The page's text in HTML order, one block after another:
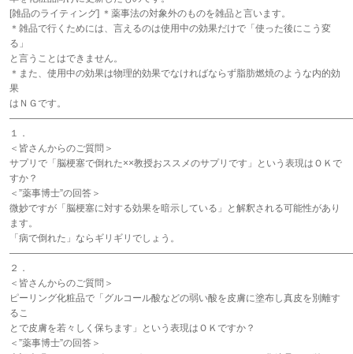
[雑品のライティング] ＊薬事法の対象外のものを雑品と言います。
＊雑品で行くためには、言えるのは使用中の効果だけで「使った後にこう変
る」
と言うことはできません。
＊また、使用中の効果は物理的効果でなければならず脂肪燃焼のような内的効
果
はＮＧです。
１．
＜皆さんからのご質問＞
サプリで「脳梗塞で倒れた××教授おススメのサプリです」という表現はＯＫで
すか？
＜”薬事博士”の回答＞
微妙ですが「脳梗塞に対する効果を暗示している」と解釈される可能性があり
ます。
「病で倒れた」ならギリギリでしょう。
２．
＜皆さんからのご質問＞
ピーリング化粧品で「グルコール酸などの弱い酸を皮膚に塗布し真皮を別離す
るこ
とで皮膚を若々しく保ちます」という表現はＯＫですか？
＜”薬事博士”の回答＞